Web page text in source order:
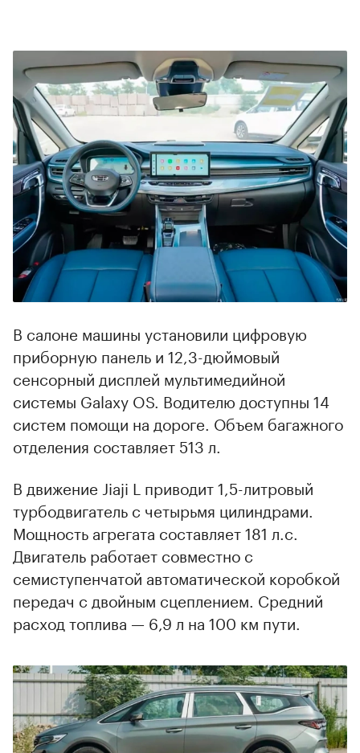
В салоне машины установили цифровую
приборную панель и 12,3-дюймовый
сенсорный дисплей мультимедийной
системы Galaxy OS. Водителю доступны 14
систем помощи на дороге. Объем багажного
отделения составляет 513 л.
В движение Jiaji L приводит 1,5-литровый
турбодвигатель с четырьмя цилиндрами.
Мощность агрегата составляет 181 л.с.
Двигатель работает совместно с
семиступенчатой автоматической коробкой
передач с двойным сцеплением. Средний
расход топлива — 6,9 л на 100 км пути.